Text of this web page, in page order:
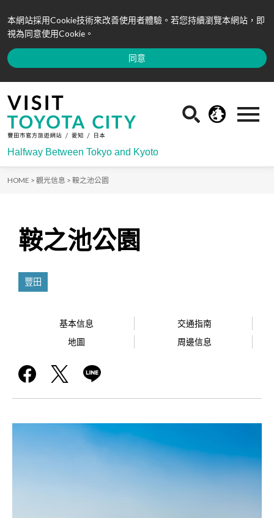
本網站採用Cookie技術來改善使用者體驗。若您持續瀏覽本網站，即
視為同意使用Cookie。
同意
Halfway Between Tokyo and Kyoto
HOME > 觀光信息 > 鞍之池公園
鞍之池公園
豐田
基本信息
交通指南
地圖
周邊信息